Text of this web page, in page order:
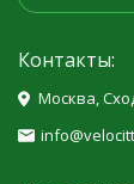
Контакты:
Москва,